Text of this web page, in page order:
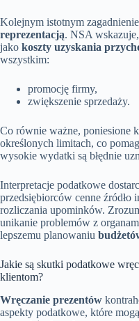
Kolejnym istotnym
reprezentacją. NSA
jako koszty uzyskania
wszystkim:
promocję firmy,
zwiększenie sprzedaży.
Co równie ważne, poniesione
określonych limitach, co
wysokie wydatki są błędnie
Interpretacje podatkowe
przedsiębiorców cenne źródło
rozliczania upominków.
unikanie problemów z
lepszemu planowaniu
Jakie są skutki podatkowe
klientom?
Wręczanie prezentów
aspekty podatkowe, które